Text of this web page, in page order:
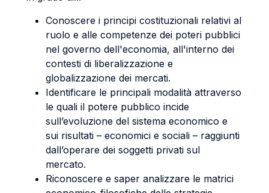
Conoscere i principi costituzionali relativi al
ruolo e alle competenze dei poteri pubblici
nel governo dell'economia, all'interno dei
contesti di liberalizzazione e
globalizzazione dei mercati.
Identificare le principali modalità attraverso
le quali il potere pubblico incide
sull’evoluzione del sistema economico e
sui risultati – economici e sociali – raggiunti
dall’operare dei soggetti privati sul
mercato.
Riconoscere e saper analizzare le matrici